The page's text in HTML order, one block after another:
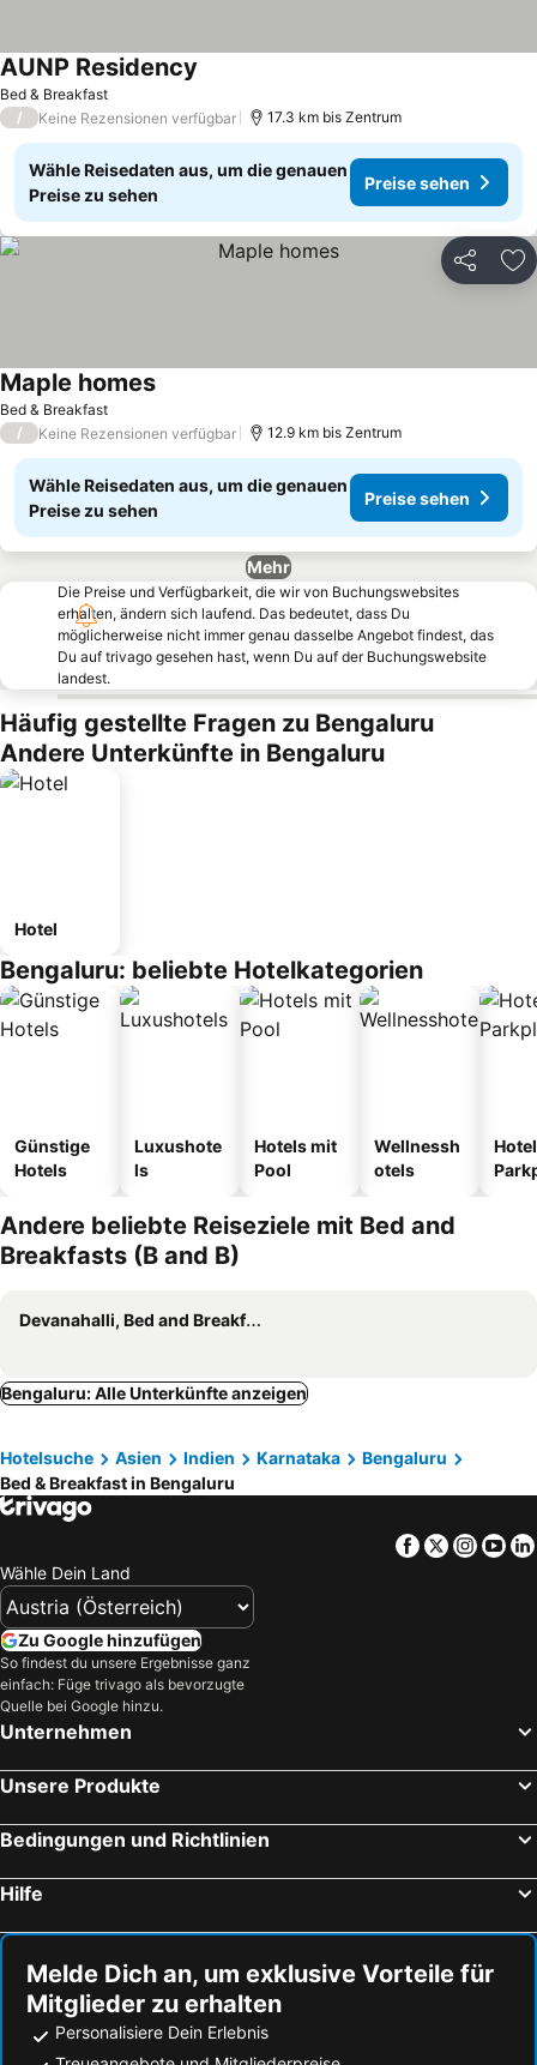
Bed & Breakfast
AUNP Residency
/ Keine Rezensionen verfügbar 17.3 km bis Zentrum
Wähle Reisedaten aus, um die genauen
Preise zu sehen
Preise sehen
Teilen
Bed & Breakfast
Maple homes
/ Keine Rezensionen verfügbar 12.9 km bis Zentrum
Wähle Reisedaten aus, um die genauen
Preise zu sehen
Preise sehen
Mehr
Die Preise und Verfügbarkeit, die wir von Buchungswebsites
erhalten, ändern sich laufend. Das bedeutet, dass Du
möglicherweise nicht immer genau dasselbe Angebot findest, das
Du auf trivago gesehen hast, wenn Du auf der Buchungswebsite
landest.
Häufig gestellte Fragen zu Bengaluru
Andere Unterkünfte in Bengaluru
Hotel
Bengaluru: beliebte Hotelkategorien
Günstige
Hotels
Luxushote
ls
Hotels mit
Pool
Wellnessh
otels
Andere beliebte Reiseziele mit Bed and
Breakfasts (B and B)
Devanahalli, Bed and Breakfasts (B and B)
Bengaluru: Alle Unterkünfte anzeigen
Hotelsuche Asien Indien Karnataka
Bengaluru
Bed & Breakfast in Bengaluru
Facebook
Twitter
Wähle Dein Land
Zu Google hinzufügen
So findest du unsere Ergebnisse ganz
einfach: Füge trivago als bevorzugte
Quelle bei Google hinzu.
Unternehmen
Unsere Produkte
Bedingungen und Richtlinien
Hilfe
Melde Dich an, um exklusive Vorteile für
Mitglieder zu erhalten
Personalisiere Dein Erlebnis